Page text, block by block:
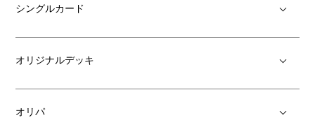
シングルカード
オリジナルデッキ
オリパ